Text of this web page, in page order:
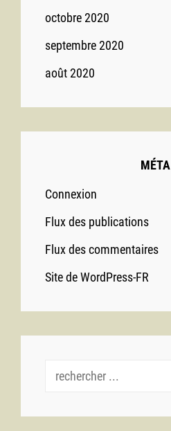
octobre 2020
septembre 2020
août 2020
MÉTA
Connexion
Flux des publications
Flux des commentaires
Site de WordPress-FR
Recherche